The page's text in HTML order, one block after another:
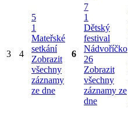
3 4
5
1
Mateřské
setkání
Zobrazit
všechny
záznamy
ze dne
6
7
1
Dětský
festival
Nádvoříčko
26
Zobrazit
všechny
záznamy ze
dne